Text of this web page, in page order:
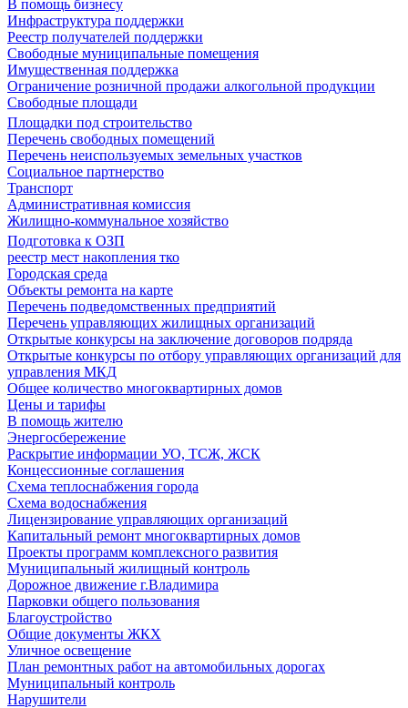
В помощь бизнесу
Инфраструктура поддержки
Реестр получателей поддержки
Свободные муниципальные помещения
Имущественная поддержка
Ограничение розничной продажи алкогольной продукции
Свободные площади
Площадки под строительство
Перечень свободных помещений
Перечень неиспользуемых земельных участков
Социальное партнерство
Транспорт
Административная комиссия
Жилищно-коммунальное хозяйство
Подготовка к ОЗП
реестр мест накопления тко
Городская среда
Объекты ремонта на карте
Перечень подведомственных предприятий
Перечень управляющих жилищных организаций
Открытые конкурсы на заключение договоров подряда
Открытые конкурсы по отбору управляющих организаций для
управления МКД
Общее количество многоквартирных домов
Цены и тарифы
В помощь жителю
Энергосбережение
Раскрытие информации УО, ТСЖ, ЖСК
Концессионные соглашения
Схема теплоснабжения города
Схема водоснабжения
Лицензирование управляющих организаций
Капитальный ремонт многоквартирных домов
Проекты программ комплексного развития
Муниципальный жилищный контроль
Дорожное движение г.Владимира
Парковки общего пользования
Благоустройство
Общие документы ЖКХ
Уличное освещение
План ремонтных работ на автомобильных дорогах
Муниципальный контроль
Нарушители